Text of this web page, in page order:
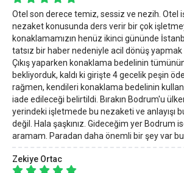
Otel son derece temiz, sessiz ve nezih. Otel
nezaket konusunda ders verir bir çok
konaklamamızın henüz ikinci gününde
tatsız bir haber nedeniyle acil dönüş yapmak
Çıkış yaparken konaklama bedelinin
bekliyorduk, kaldı ki girişte 4 gecelik peşin
rağmen, kendileri konaklama bedelinin
iade edileceği belirtildi. Bırakın Bodrum'u
yerindeki işletmede bu nezaketi ve anlayışı
değil. Hala şaşkınız. Gideceğim yer Bodrum
aramam. Paradan daha önemli bir şey var bu
Zekiye Ortac